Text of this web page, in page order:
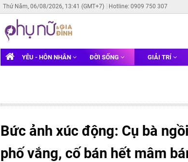
Thứ Năm, 06/08/2026, 13:41 (GMT+7) Hotline: 0909 750 307
YÊU - HÔN NHÂN ĐỜI SỐNG GIẢI TRÍ
Bức ảnh xúc động: Cụ bà
phố vắng, cố bán hết mâm